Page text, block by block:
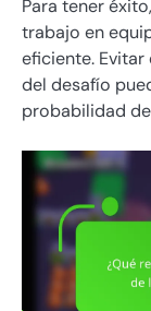
Para tener
trabajo en
eficiente.
del desafío
probabilidad